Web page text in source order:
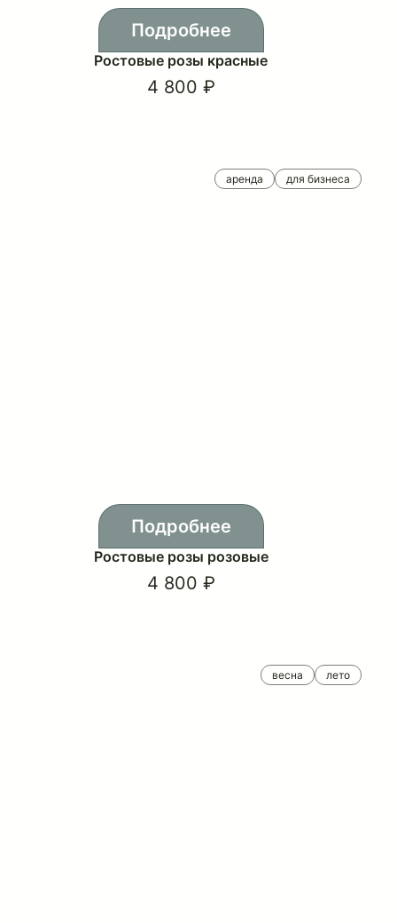
Подробнее
Ростовые розы красные
4 800 ₽
аренда для бизнеса
Подробнее
Ростовые розы розовые
4 800 ₽
весна лето